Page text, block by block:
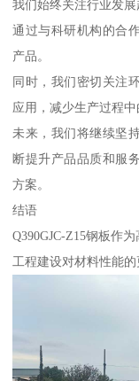
我们始终关注行业发展
通过与科研机构的合
产品。
同时，我们密切关注
应用，减少生产过程中
未来，我们将继续坚
断提升产品品质和服
方案。
结语
Q390GJC-Z15钢板作
工程建设对材料性能的